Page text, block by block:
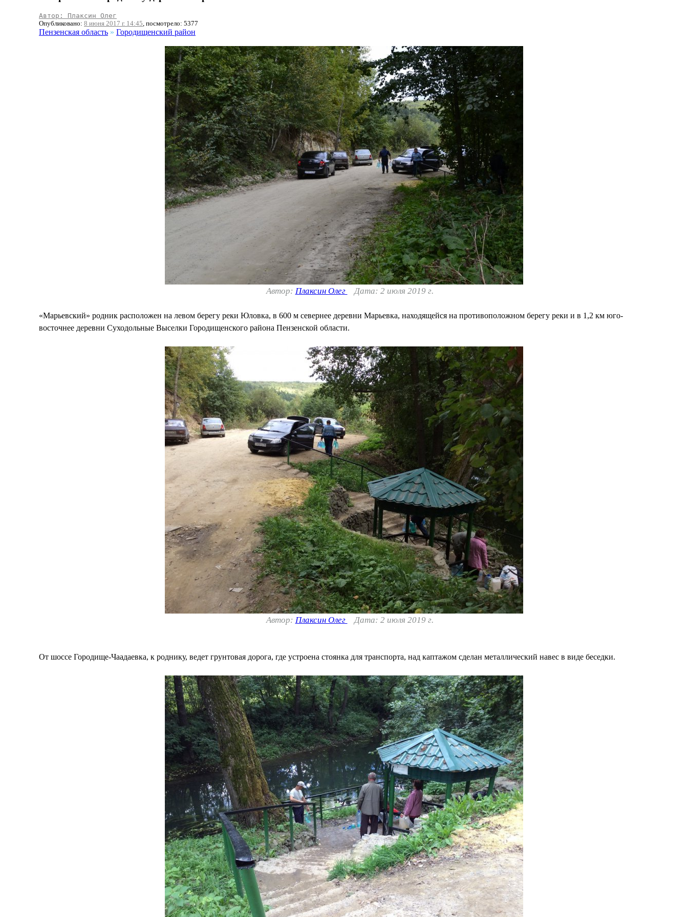
Автор: Плаксин Олег
Опубликовано: 8 июня 2017 г. 14:45, посмотрело: 5377
Пензенская область » Городищенский район
Автор: Плаксин Олег Дата: 2 июля 2019 г.
«Марьевский» родник расположен на левом берегу реки Юловка, в 600 м севернее деревни Марьевка, находящейся на противоположном берегу реки и в 1,2 км юго-
восточнее деревни Суходольные Выселки Городищенского района Пензенской области.
Автор: Плаксин Олег Дата: 2 июля 2019 г.
От шоссе Городище-Чаадаевка, к роднику, ведет грунтовая дорога, где устроена стоянка для транспорта, над каптажом сделан металлический навес в виде беседки.